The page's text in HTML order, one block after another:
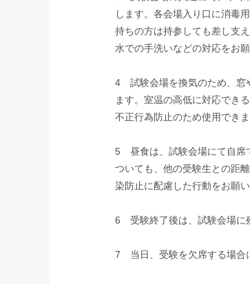
します。各会場入り口に消毒
持ちの方は持参しても差し支
水での手洗いなどの対応をお願
4 試験会場を換気のため、窓
ます。室温の高低に対応でき
不正行為防止のため使用でき
5 昼食は、試験会場にて自席
ついても、他の受験生との距
染防止に配慮した行動をお願い
6 受験終了後は、試験会場に
7 当日、受験を欠席する場合